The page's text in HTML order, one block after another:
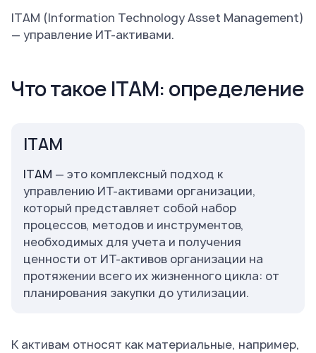
ITAM (Information Technology Asset Management)
— управление ИТ-активами.
Что такое ITAM: определение
ITAM
ITAM — это комплексный подход к
управлению ИТ-активами организации,
который представляет собой набор
процессов, методов и инструментов,
необходимых для учета и получения
ценности от ИТ-активов организации на
протяжении всего их жизненного цикла: от
планирования закупки до утилизации.
К активам относят как материальные, например,